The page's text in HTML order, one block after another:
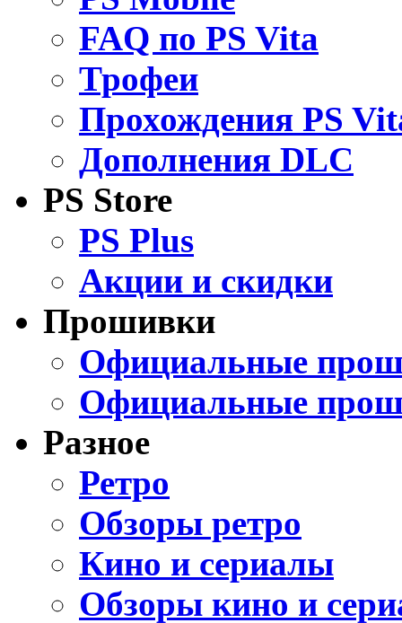
FAQ по PS Vita
Трофеи
Прохождения PS
Дополнения DLC
PS Store
PS Plus
Акции и скидки
Прошивки
Официальные
Официальные
Разное
Ретро
Обзоры ретро
Кино и сериалы
Обзоры кино и